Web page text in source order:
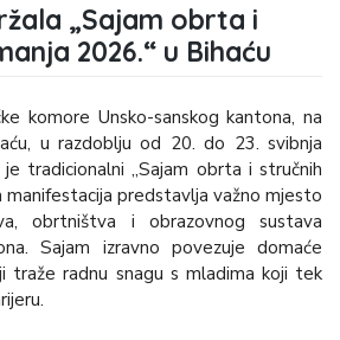
„Sajam obrta i
2026.“ u Bihaću
komore Unsko-sanskog kantona, na
u razdoblju od 20. do 23. svibnja
tradicionalni „Sajam obrta i stručnih
manifestacija predstavlja važno mjesto
obrtništva i obrazovnog sustava
Sajam izravno povezuje domaće
traže radnu snagu s mladima koji tek